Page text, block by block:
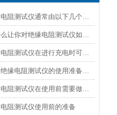
阻测试仪使用前的准备